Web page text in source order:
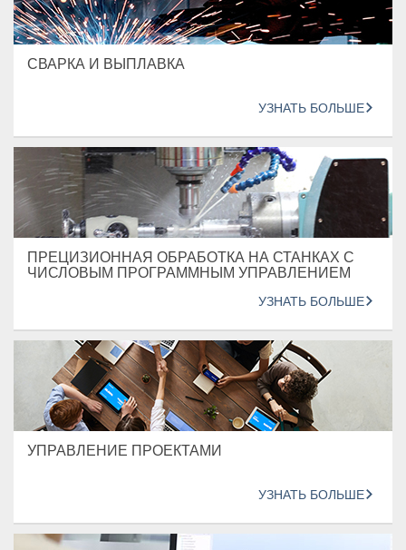
СВАРКА И ВЫПЛАВКА
УЗНАТЬ БОЛЬШЕ
ПРЕЦИЗИОННАЯ ОБРАБОТКА НА СТАНКАХ С
ЧИСЛОВЫМ ПРОГРАММНЫМ УПРАВЛЕНИЕМ
УЗНАТЬ БОЛЬШЕ
УПРАВЛЕНИЕ ПРОЕКТАМИ
УЗНАТЬ БОЛЬШЕ